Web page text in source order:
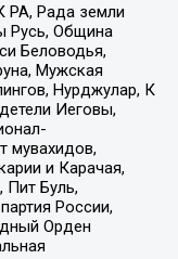
РА, Рада земли
Русь, Община
Беловодья,
Мужская
Нурджулар, К
Иеговы,
мувахидов,
и Карачая,
Буль,
России,
Орден